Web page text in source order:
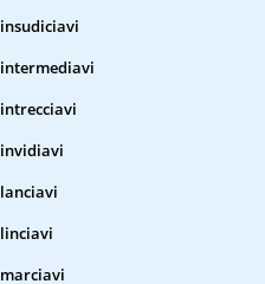
insudiciavi
intermediavi
intrecciavi
invidiavi
lanciavi
linciavi
marciavi